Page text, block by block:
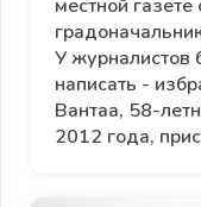
местной газете
У журналистов
написать -
Вантаа, 58-
2012 года,